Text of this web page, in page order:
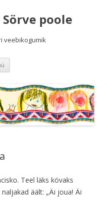
poole
veebikogumik
Teel läks kövaks
äält: „Äi joua! Äi